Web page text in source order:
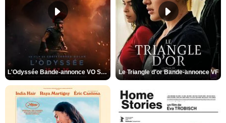
L'Odyssée Bande-annonce VO STFR Le Triangle d'or Bande-annonce VF